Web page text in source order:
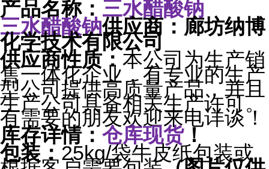
产品名称： 三水醋酸钠
三水醋酸钠供应商：廊坊纳博
化学技术有限公司
供应商性质： 本公司为生产销
售一体化企业，有专业的生产
型公司提供高质量产品，并且
生产公司具备相关生产许可。
有需要的朋友欢迎来电详谈！
库存详情： 仓库现货！
包装： 25kg/袋牛皮纸包装或